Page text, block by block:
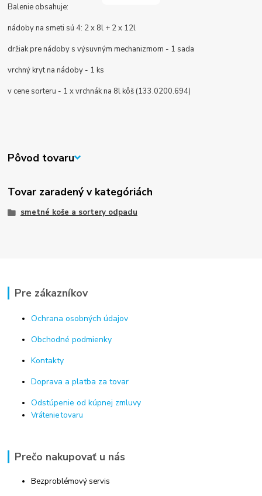
Balenie obsahuje:
nádoby na smeti sú 4: 2 x 8l + 2 x 12l
držiak prenádoby s výsuvným mechanizmom - 1 sada
vrchný kryt na nádoby - 1 ks
v cene sorteru - 1 x vrchnák na 8l kôš (133.0200.694)
Pôvod tovaru
Tovar zaradený v kategóriách
smetné koše a sortery odpadu
Pre zákazníkov
Ochrana osobných údajov
Obchodné podmienky
Kontakty
Doprava a platba za tovar
Odstúpenie od kúpnej zmluvy
Vrátenie tovaru
Prečo nakupovať u nás
Bezproblémový servis